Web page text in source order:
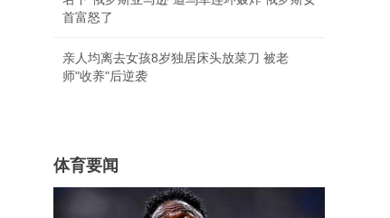
首富怒了
亲人均离去女孩8岁独居床头放菜刀 被老
师"收养"后逆袭
体育要闻